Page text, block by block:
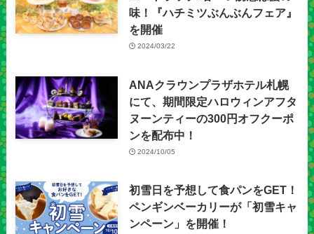
味！『ハチミツぶんぶんフェア』
を開催
2024/03/22
ANAクラウンプラザホテル札幌
にて、期間限定ハロウィンアフタ
ヌーンティーの300円オフクーポ
ンを配布中！
2024/10/05
初雪日を予想して食パンをGET！
ペンギンベーカリーが「初雪キャ
ンペーン」を開催！